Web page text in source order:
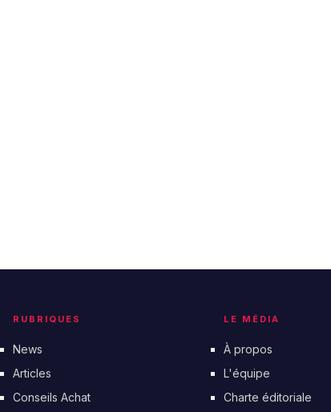
RUBRIQUES
News
Articles
Conseils Achat
LE MÉDIA
À propos
L'équipe
Charte éditoriale